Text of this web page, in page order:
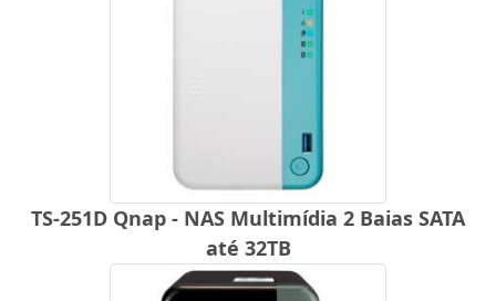
TS-251D Qnap - NAS Multimídia 2 Baias SATA
até 32TB